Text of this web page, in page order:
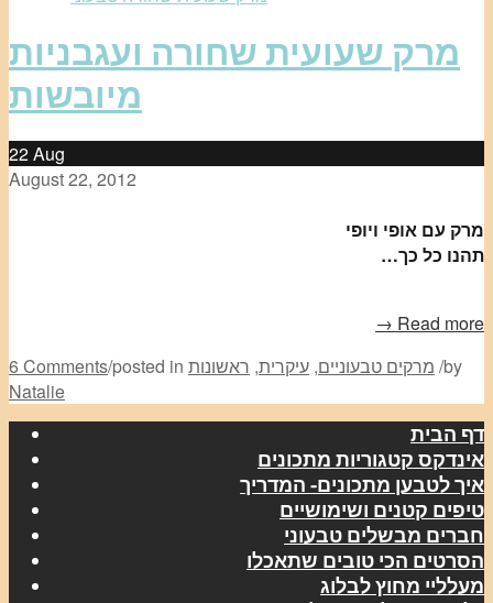
מרק שעועית שחורה ועגבניות
מיובשות
22Aug
August 22, 2012
מרק עם אופי ויופי
תהנו כל כך…
Read more →
6 Comments/posted in מרקים טבעוניים, עיקרית, ראשונות /by
Natalie
דף הבית
אינדקס קטגוריות מתכונים
איך לטבען מתכונים- המדריך
טיפים קטנים ושימושיים
חברים מבשלים טבעוני
הסרטים הכי טובים שתאכלו
מעלליי מחוץ לבלוג